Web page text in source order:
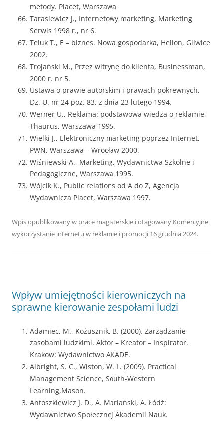
metody. Placet, Warszawa
Tarasiewicz J., Internetowy marketing, Marketing
Serwis 1998 r., nr 6.
Teluk T., E – biznes. Nowa gospodarka, Helion, Gliwice
2002.
Trojański M., Przez witrynę do klienta, Businessman,
2000 r. nr 5.
Ustawa o prawie autorskim i prawach pokrewnych,
Dz. U. nr 24 poz. 83, z dnia 23 lutego 1994.
Werner U., Reklama: podstawowa wiedza o reklamie,
Thaurus, Warszawa 1995.
Wielki J., Elektroniczny marketing poprzez Internet,
PWN, Warszawa – Wrocław 2000.
Wiśniewski A., Marketing, Wydawnictwa Szkolne i
Pedagogiczne, Warszawa 1995.
Wójcik K., Public relations od A do Z, Agencja
Wydawnicza Placet, Warszawa 1997.
Wpis opublikowany w prace magisterskie i otagowany Komercyjne
wykorzystanie internetu w reklamie i promocji 16 grudnia 2024.
Wpływ umiejętności kierowniczych na
sprawne kierowanie zespołami ludzi
Adamiec, M., Kożusznik, B. (2000). Zarządzanie
zasobami ludzkimi. Aktor – Kreator – Inspirator.
Krakow: Wydawnictwo AKADE.
Albright, S. C., Wiston, W. L. (2009). Practical
Management Science, South-Western
Learning,Mason.
Antoszkiewicz J. D., A. Mariański, A. Łódź:
Wydawnictwo Społecznej Akademii Nauk.